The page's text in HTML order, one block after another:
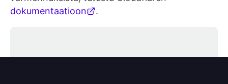
dokumentaatioon
.